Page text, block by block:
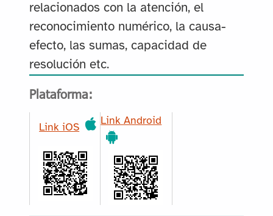
relacionados con la atención, el
reconocimiento numérico, la causa-
efecto, las sumas, capacidad de
resolución etc.
Plataforma:
Link iOS
Link Android